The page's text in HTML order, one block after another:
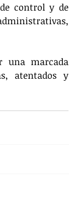
control y de
una marcada
atentados y